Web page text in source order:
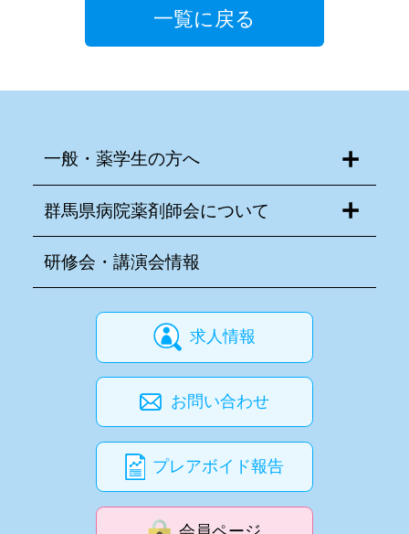
一覧に戻る
一般・薬学生の方へ
群馬県病院薬剤師会について
研修会・講演会情報
求人情報
お問い合わせ
プレアボイド報告